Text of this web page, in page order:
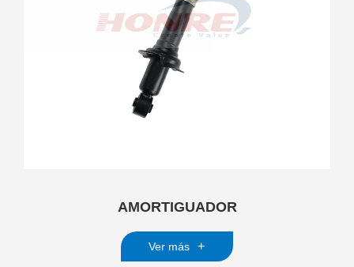
AMORTIGUADOR
Ver más +